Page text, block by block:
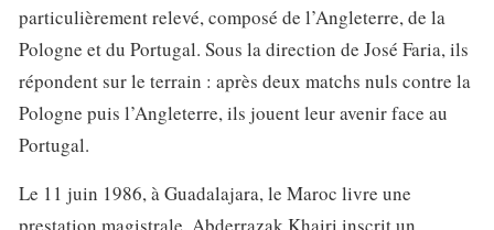
particulièrement relevé, composé de l’Angleterre, de la
Pologne et du Portugal. Sous la direction de José Faria, ils
répondent sur le terrain : après deux matchs nuls contre la
Pologne puis l’Angleterre, ils jouent leur avenir face au
Portugal.
Le 11 juin 1986, à Guadalajara, le Maroc livre une
prestation magistrale. Abderrazak Khairi inscrit un